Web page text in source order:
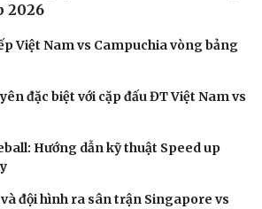
2026
Việt Nam vs Campuchia vòng bảng
đặc biệt với cặp đấu ĐT Việt Nam vs
Hướng dẫn kỹ thuật Speed up
đội hình ra sân trận Singapore vs